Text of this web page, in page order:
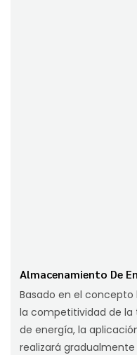
Almacenamiento De
Basado en el
la competitividad de
de energía, la
realizará gradualmente